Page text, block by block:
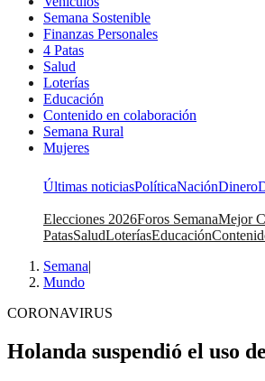
Semana Sostenible
Finanzas Personales
4 Patas
Salud
Loterías
Educación
Contenido en colaboración
Semana Rural
Mujeres
Últimas noticiasPolíticaNaciónDinero
Elecciones 2026Foros SemanaMejor
PatasSaludLoteríasEducación
Semana|
Mundo
CORONAVIRUS
Holanda suspendió el uso